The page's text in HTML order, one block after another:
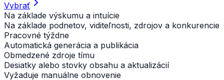
Vybrať
Na základe výskumu a intuície
Na základe podnetov, viditeľnosti, zdrojov a konkurencie
Pracovné týždne
Automatická generácia a publikácia
Obmedzené zdroje tímu
Desiatky alebo stovky obsahu a aktualizácií
Vyžaduje manuálne obnovenie